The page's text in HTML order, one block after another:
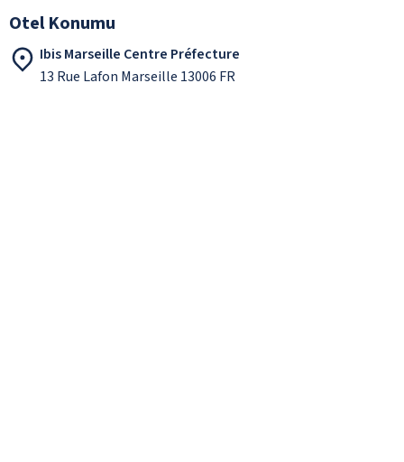
Otel Konumu
Ibis Marseille Centre Préfecture
13 Rue Lafon Marseille 13006 FR